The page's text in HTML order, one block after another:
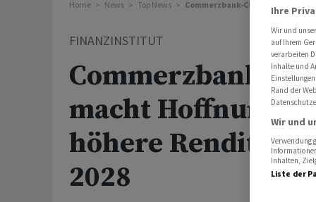
Home News Top News Commerzbank-Chefin macht
FINANZINSTITUT
Commerzbank-
macht Hoffnung
höhere Rendite
2028
Ihre
Wir und
auf Ihrem
verarbeiten
Inhalte und
Rand der
Wir und
Verwendung
Inhalten,
Liste der